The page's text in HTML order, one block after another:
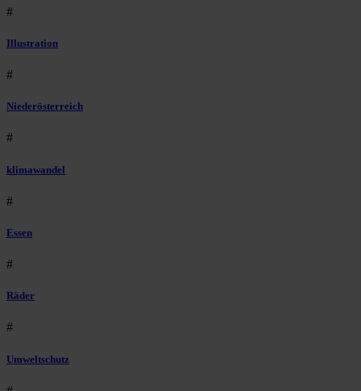
#
Illustration
#
Niederösterreich
#
klimawandel
#
Essen
#
Räder
#
Umweltschutz